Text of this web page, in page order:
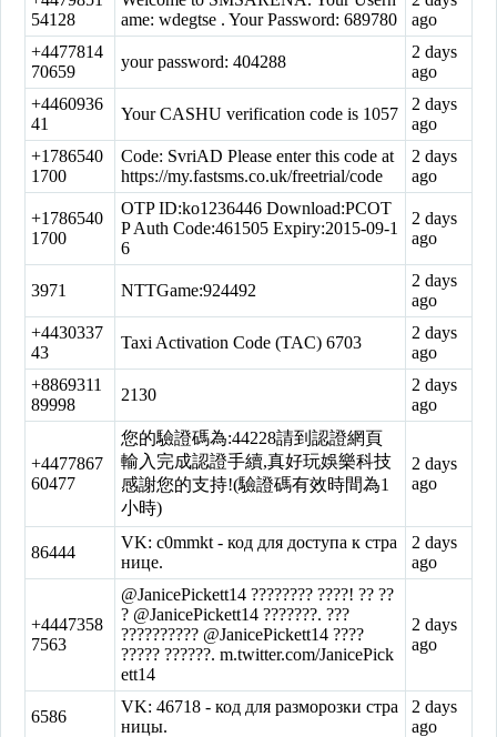
54128
ame: wdegtse . Your Password: 689780
ago
+4477814
70659
your password: 404288
2 days
ago
+4460936
41
Your CASHU verification code is 1057
2 days
ago
+1786540
1700
Code: SvriAD Please enter this code at
https://my.fastsms.co.uk/freetrial/code
2 days
ago
+1786540
1700
OTP ID:ko1236446 Download:PCOT
P Auth Code:461505 Expiry:2015-09-1
6
2 days
ago
3971 NTTGame:924492
2 days
ago
+4430337
43
Taxi Activation Code (TAC) 6703
2 days
ago
+8869311
89998
2130
2 days
ago
+4477867
60477
您的驗證碼為:44228請到認證網頁
輸入完成認證手續,真好玩娛樂科技
感謝您的支持!(驗證碼有效時間為1
小時)
2 days
ago
86444
VK: c0mmkt - код для доступа к стра
нице.
2 days
ago
+4447358
7563
@JanicePickett14 ???????? ????! ?? ??
? @JanicePickett14 ???????. ???
?????????? @JanicePickett14 ????
????? ??????. m.twitter.com/JanicePick
ett14
2 days
ago
6586
VK: 46718 - код для разморозки стра
ницы.
2 days
ago